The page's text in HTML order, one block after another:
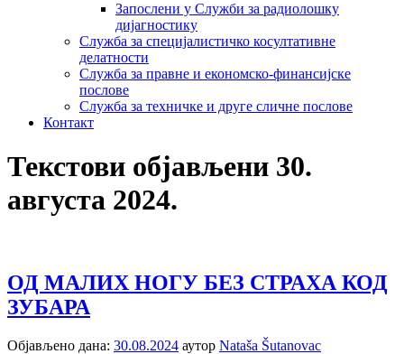
Запослени у Служби за радиолошку
дијагностику
Служба за специјалистичко косултативне
делатности
Служба за правне и економско-финансијске
послове
Служба за техничке и друге сличне послове
Контакт
Текстови објављени 30.
августа 2024.
ОД МАЛИХ НОГУ БЕЗ СТРАХА КОД
ЗУБАРА
Објављено дана: 30.08.2024 аутор Nataša Šutanovac